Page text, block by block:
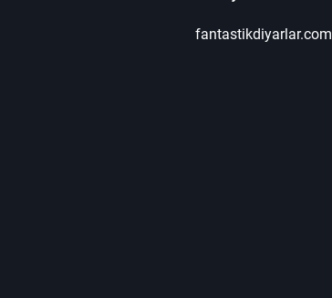
fantastikdiyarlar.com